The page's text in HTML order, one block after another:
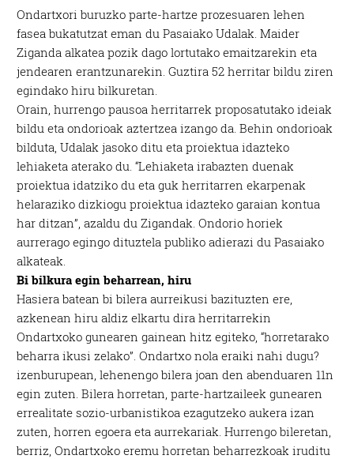
Ondartxori buruzko parte-hartze prozesuaren lehen
fasea bukatutzat eman du Pasaiako Udalak. Maider
Ziganda alkatea pozik dago lortutako emaitzarekin eta
jendearen erantzunarekin. Guztira 52 herritar bildu ziren
egindako hiru bilkuretan.
Orain, hurrengo pausoa herritarrek proposatutako ideiak
bildu eta ondorioak aztertzea izango da. Behin ondorioak
bilduta, Udalak jasoko ditu eta proiektua idazteko
lehiaketa aterako du. “Lehiaketa irabazten duenak
proiektua idatziko du eta guk herritarren ekarpenak
helaraziko dizkiogu proiektua idazteko garaian kontua
har ditzan”, azaldu du Zigandak. Ondorio horiek
aurrerago egingo dituztela publiko adierazi du Pasaiako
alkateak.
Bi bilkura egin beharrean, hiru
Hasiera batean bi bilera aurreikusi bazituzten ere,
azkenean hiru aldiz elkartu dira herritarrekin
Ondartxoko gunearen gainean hitz egiteko, “horretarako
beharra ikusi zelako”. Ondartxo nola eraiki nahi dugu?
izenburupean, lehenengo bilera joan den abenduaren 11n
egin zuten. Bilera horretan, parte-hartzaileek gunearen
errealitate sozio-urbanistikoa ezagutzeko aukera izan
zuten, horren egoera eta aurrekariak. Hurrengo bileretan,
berriz, Ondartxoko eremu horretan beharrezkoak iruditu